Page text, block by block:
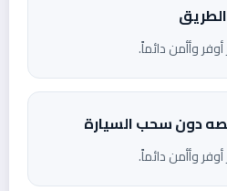
وأأمن دائماً.
دون سحب السيارة
وأأمن دائماً.